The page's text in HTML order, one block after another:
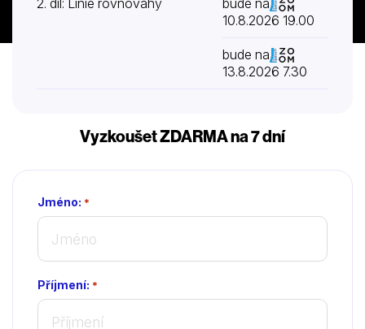
2. díl: Linie rovnováhy
bude na
10.8.2026 19.00
bude na
13.8.2026 7.30
Vyzkoušet ZDARMA na 7 dní
Jméno: *
Příjmení: *